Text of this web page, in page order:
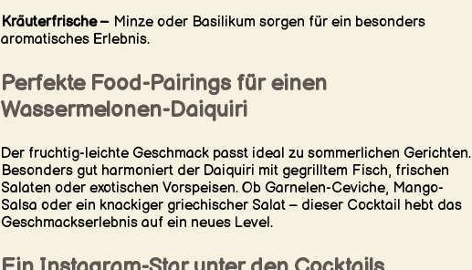
Kräuterfrische –Minze oder Basilikum sorgen für ein besonders
aromatisches Erlebnis.
Perfekte Food-Pairings für einen
Wassermelonen-Daiquiri
Der fruchtig-leichte Geschmack passt ideal zu sommerlichen Gerichten.
Besonders gut harmoniert der Daiquiri mit gegrilltem Fisch, frischen
Salaten oder exotischen Vorspeisen. Ob Garnelen-Ceviche, Mango-
Salsa oder ein knackiger griechischer Salat – dieser Cocktail hebt das
Geschmackserlebnis auf ein neues Level.